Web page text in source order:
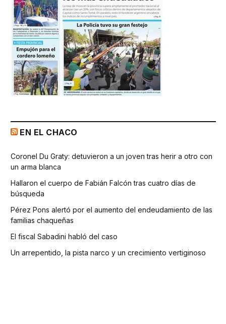
EN EL CHACO
Coronel Du Graty: detuvieron a un joven tras herir a otro con
un arma blanca
Hallaron el cuerpo de Fabián Falcón tras cuatro días de
búsqueda
Pérez Pons alertó por el aumento del endeudamiento de las
familias chaqueñas
El fiscal Sabadini habló del caso
Un arrepentido, la pista narco y un crecimiento vertiginoso